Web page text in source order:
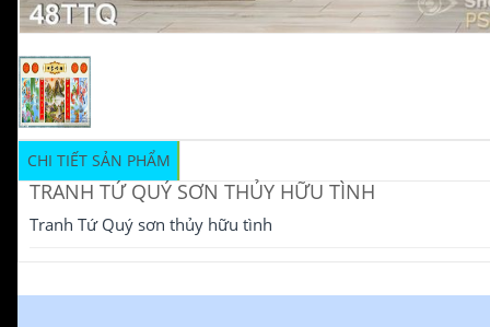
CHI TIẾT SẢN PHẨM
TRANH TỨ QUÝ SƠN THỦY HỮU TÌNH
Tranh Tứ Quý sơn thủy hữu tình